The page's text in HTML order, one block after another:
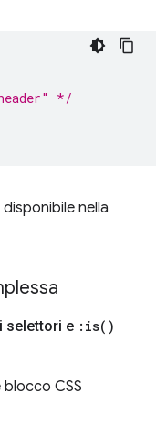
*/
nella
selettori e : is( )
CSS